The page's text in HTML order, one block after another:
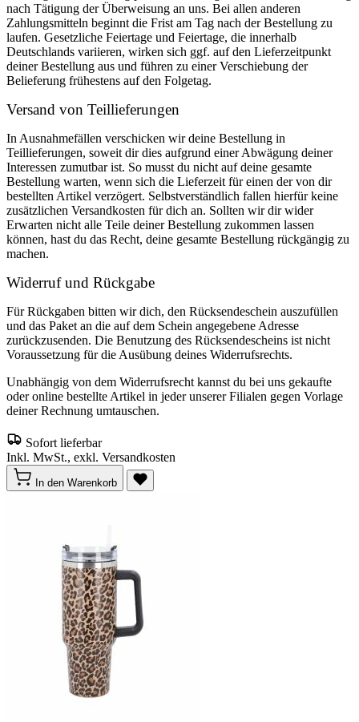
nach Tätigung der Überweisung an uns. Bei allen anderen
Zahlungsmitteln beginnt die Frist am Tag nach der Bestellung zu
laufen. Gesetzliche Feiertage und Feiertage, die innerhalb
Deutschlands variieren, wirken sich ggf. auf den Lieferzeitpunkt
deiner Bestellung aus und führen zu einer Verschiebung der
Belieferung frühestens auf den Folgetag.
Versand von Teillieferungen
In Ausnahmefällen verschicken wir deine Bestellung in
Teillieferungen, soweit dir dies aufgrund einer Abwägung deiner
Interessen zumutbar ist. So musst du nicht auf deine gesamte
Bestellung warten, wenn sich die Lieferzeit für einen der von dir
bestellten Artikel verzögert. Selbstverständlich fallen hierfür keine
zusätzlichen Versandkosten für dich an. Sollten wir dir wider
Erwarten nicht alle Teile deiner Bestellung zukommen lassen
können, hast du das Recht, deine gesamte Bestellung rückgängig zu
machen.
Widerruf und Rückgabe
Für Rückgaben bitten wir dich, den Rücksendeschein auszufüllen
und das Paket an die auf dem Schein angegebene Adresse
zurückzusenden. Die Benutzung des Rücksendescheins ist nicht
Voraussetzung für die Ausübung deines Widerrufsrechts.
Unabhängig von dem Widerrufsrecht kannst du bei uns gekaufte
oder online bestellte Artikel in jeder unserer Filialen gegen Vorlage
deiner Rechnung umtauschen.
Sofort lieferbar
Inkl. MwSt., exkl. Versandkosten
In den Warenkorb